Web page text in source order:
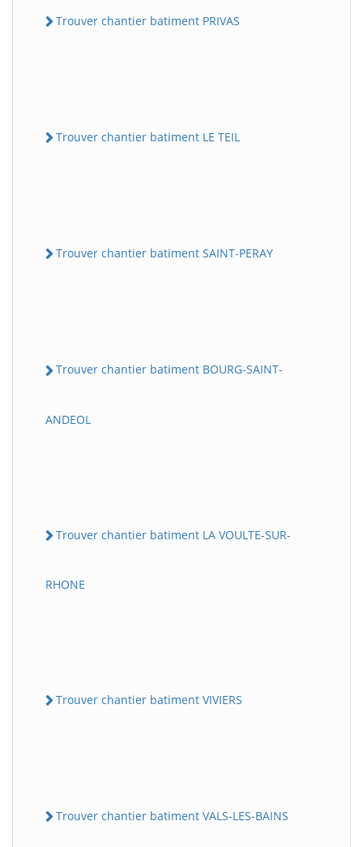
Trouver chantier batiment PRIVAS
Trouver chantier batiment LE TEIL
Trouver chantier batiment SAINT-PERAY
Trouver chantier batiment BOURG-SAINT-
ANDEOL
Trouver chantier batiment LA VOULTE-SUR-
RHONE
Trouver chantier batiment VIVIERS
Trouver chantier batiment VALS-LES-BAINS